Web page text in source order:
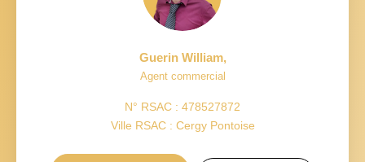
Guerin William,
Agent commercial
N° RSAC : 478527872
Ville RSAC : Cergy Pontoise